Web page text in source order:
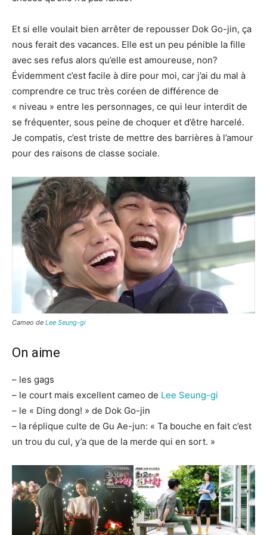
Et si elle voulait bien arrêter de repousser Dok Go-jin, ça
nous ferait des vacances. Elle est un peu pénible la fille
avec ses refus alors qu’elle est amoureuse, non?
Évidemment c’est facile à dire pour moi, car j’ai du mal à
comprendre ce truc très coréen de différence de
« niveau » entre les personnages, ce qui leur interdit de
se fréquenter, sous peine de choquer et d’être harcelé.
Je compatis, c’est triste de mettre des barrières à l’amour
pour des raisons de classe sociale.
Cameo de Lee Seung-gi
On aime
– les gags
– le court mais excellent cameo de Lee Seung-gi
– le « Ding dong! » de Dok Go-jin
– la réplique culte de Gu Ae-jun: « Ta bouche en fait c’est
un trou du cul, y’a que de la merde qui en sort. »